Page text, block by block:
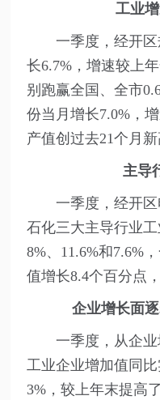
工业
一季度，经开
长6.7%，增速较上
别跑赢全国、全市
份当月增长7.0%，
产值创过去21个月新
主导
一季度，经开
石化三大主导行业
8%、11.6%和7.6%
值增长8.4个百分点
企业增长面
一季度，从企
工业企业增加值同
3%，较上年末提高